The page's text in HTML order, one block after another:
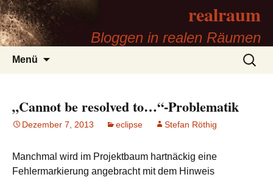
realraum
Bloggen in realen Räumen
Menü
Suchen
nach:
„Cannot be resolved to…“-Problematik
Dezember 7, 2013 eclipse Stefan Röthig
Manchmal wird im Projektbaum hartnäckig eine
Fehlermarkierung angebracht mit dem Hinweis